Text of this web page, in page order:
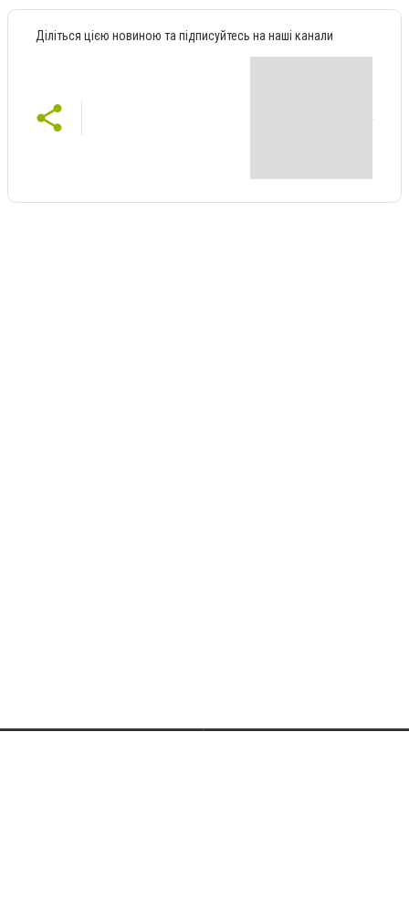
Діліться цією новиною та підписуйтесь на наші канали